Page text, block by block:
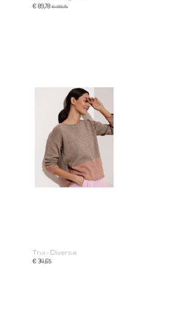
€ 89,78 € 99,75
Trui - Diversa
€ 34,65